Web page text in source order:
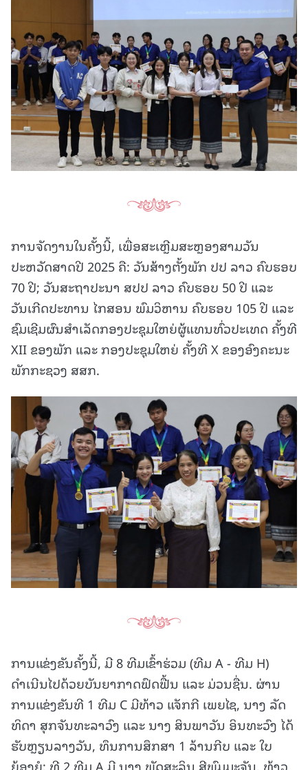
ການຈັດງານໃນຄັ້ງນີ້, ເພື່ອສະເຫຼີມສະຫຼອງສາມວັນ
ປະຫວັດສາດປີ 2025 ຄື: ວັນສ້າງຕັ້ງພັກ ປປ ລາວ ຄົບຮອບ
70 ປີ; ວັນສະຖາປະນາ ສປປ ລາວ ຄົບຮອບ 50 ປີ ແລະ
ວັນເກີດປະທານ ໄກສອນ ພົມວິຫານ ຄົບຮອບ 105 ປີ ແລະ
ຊົມເຊີມຜົນສໍາເລັດກອງປະຊຸມໃຫຍ່ຜູ້ແທນທົ່ວປະເທດ ຄັ້ງທີ
XII ຂອງພັກ ແລະ ກອງປະຊຸມໃຫຍ່ ຄັ້ງທີ X ຂອງອົງຄະນະ
ພັກກະຊວງ ສສກ.
ການແຂ່ງຂັນຄັ້ງນີ້, ມີ 8 ທີມເຂົ້າຮ່ວມ (ທີມ A - ທີມ H)
ດຳເນີນໄປດ້ວຍບັນຍາກາດຟົດຟື້ນ ແລະ ມ່ວນຊື່ນ. ຜ່ານ
ການແຂ່ງຂັນທີ 1 ທີມ C ມີທ້າວ ແຈັກກີ ເພຍໄຊ, ນາງ ລັດ
ທິດາ ສຸກຈັນທະລາວົງ ແລະ ນາງ ສິນພາວັນ ອິນທະວົງ ໄດ້
ຮັບຫຼຽນລາງວັນ, ທຶນການສຶກສາ 1 ລ້ານກີບ ແລະ ໃບ
ຍ້ອງຍໍ; ທີ 2 ທີມ A ມີ ນາງ ພັດສະລິນ ສີພົມມະຈັນ, ທ້າວ